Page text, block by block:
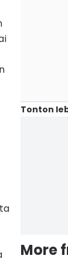
Tonton
More